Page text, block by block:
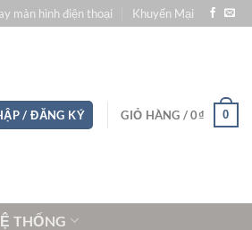
màn hình điện thoại Khuyến Mại
/ ĐĂNG KÝ GIỎ HÀNG /0₫ 0
THỐNG